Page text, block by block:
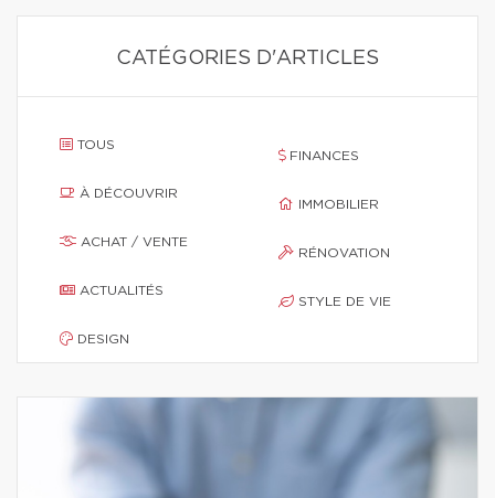
CATÉGORIES D'ARTICLES
TOUS
À DÉCOUVRIR
ACHAT / VENTE
ACTUALITÉS
DESIGN
FINANCES
IMMOBILIER
RÉNOVATION
STYLE DE VIE